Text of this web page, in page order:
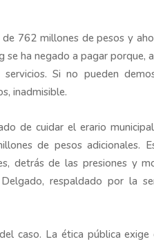
de 762 millones de pesos y
ha negado a pagar porque,
Si no pueden
inadmisible.
de cuidar el erario
de pesos adicionales.
detrás de las presiones y
respaldado por la
caso. La ética pública exige